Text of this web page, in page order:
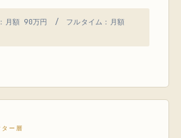
月額 90万円 / フルタイム：月額
ー層